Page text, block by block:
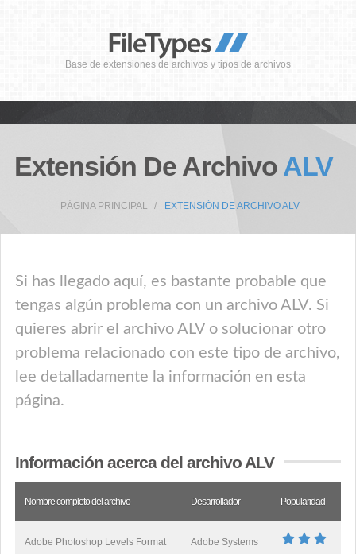
Base de extensiones de archivos y tipos de archivos
Extensión De Archivo ALV
PÁGINA PRINCIPAL EXTENSIÓN DE ARCHIVO ALV
Si has llegado aquí, es bastante probable que
tengas algún problema con un archivo ALV. Si
quieres abrir el archivo ALV o solucionar otro
problema relacionado con este tipo de archivo,
lee detalladamente la información en esta
página.
Información acerca del archivo ALV
Nombre completo del archivo Desarrollador Popularidad
Adobe Photoshop Levels Format Adobe Systems